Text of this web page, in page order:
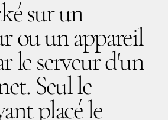
sur un
ou un appareil
le serveur d'un
Seul le
placé le